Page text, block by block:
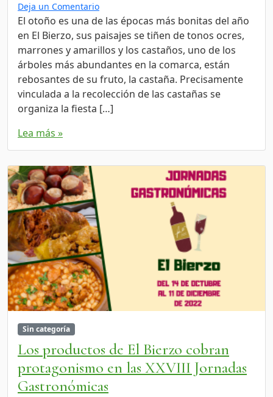
Deja un Comentario
El otoño es una de las épocas más bonitas del año
en El Bierzo, sus paisajes se tiñen de tonos ocres,
marrones y amarillos y los castaños, uno de los
árboles más abundantes en la comarca, están
rebosantes de su fruto, la castaña. Precisamente
vinculada a la recolección de las castañas se
organiza la fiesta […]
Lea más »
Sin categoría
Los productos de El Bierzo cobran
protagonismo en las XXVIII Jornadas
Gastronómicas